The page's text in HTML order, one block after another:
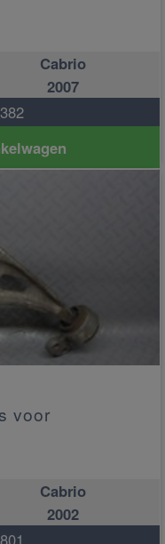
Cabrio
2007
voor
Cabrio
2002